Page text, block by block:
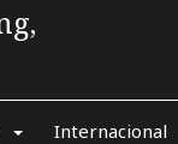
Internacional